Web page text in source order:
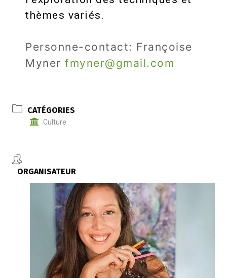
thèmes variés.
Personne-contact: Françoise
Myner fmyner@gmail.com
CATÉGORIES
Culture
ORGANISATEUR